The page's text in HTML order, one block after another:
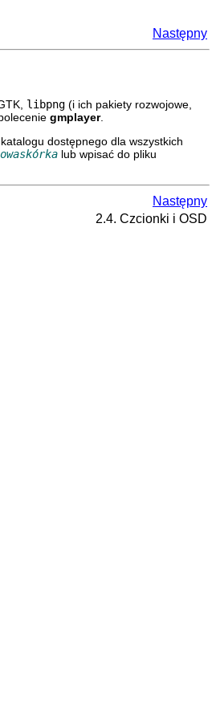
Następny
libpng (i ich pakiety rozwojowe,
gmplayer.
dostępnego dla wszystkich
lub wpisać do pliku
Następny
2.4. Czcionki i OSD